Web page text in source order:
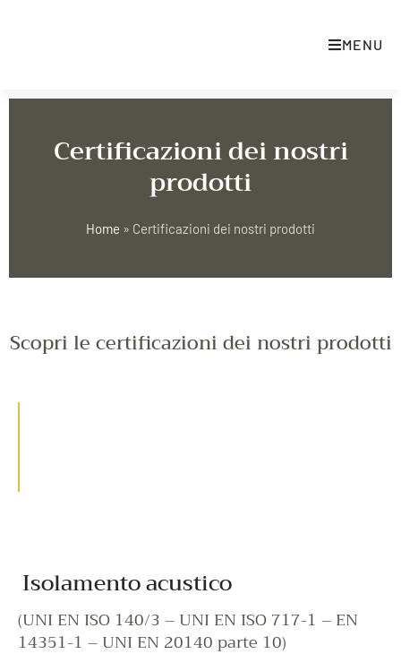
MENU
Certificazioni dei nostri
prodotti
Home » Certificazioni dei nostri prodotti
Scopri le certificazioni dei nostri prodotti
Isolamento acustico
(UNI EN ISO 140/3 – UNI EN ISO 717-1 – EN
14351-1 – UNI EN 20140 parte 10)